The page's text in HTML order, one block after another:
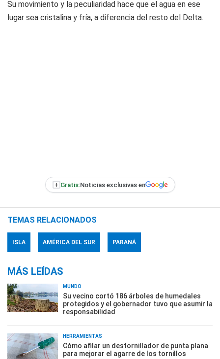
Su movimiento y la peculiaridad hace que el agua en ese
lugar sea cristalina y fría, a diferencia del resto del Delta.
+ Gratis:Noticias exclusivas en
TEMAS RELACIONADOS
ISLA AMÉRICA DEL SUR PARANÁ
MÁS LEÍDAS
MUNDO
Su vecino cortó 186 árboles de humedales
protegidos y el gobernador tuvo que asumir la
responsabilidad
HERRAMIENTAS
Cómo afilar un destornillador de punta plana
para mejorar el agarre de los tornillos